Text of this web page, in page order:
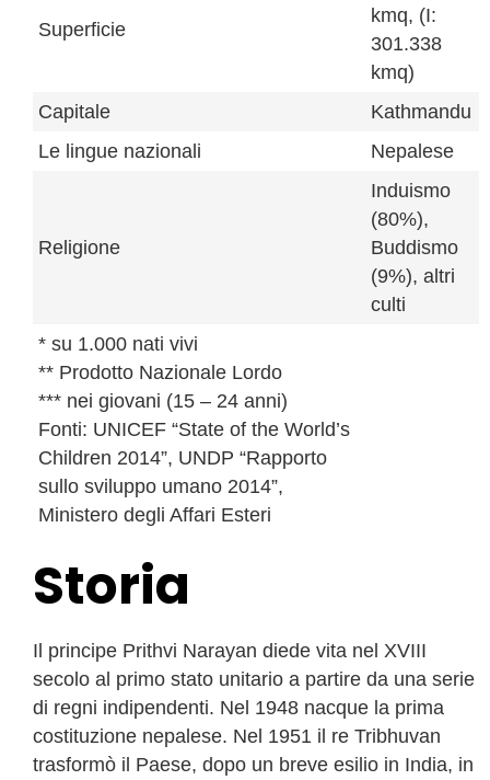
Superficie
kmq, (I:
301.338
kmq)
Capitale
Kathmandu
Le lingue nazionali
Nepalese
Religione
Induismo
(80%),
Buddismo
(9%), altri
culti
* su 1.000 nati vivi
** Prodotto Nazionale Lordo
*** nei giovani (15 – 24 anni)
Fonti: UNICEF “State of the World’s
Children 2014”, UNDP “Rapporto
sullo sviluppo umano 2014”,
Ministero degli Affari Esteri
Storia
Il principe Prithvi Narayan diede vita nel XVIII
secolo al primo stato unitario a partire da una serie
di regni indipendenti. Nel 1948 nacque la prima
costituzione nepalese. Nel 1951 il re Tribhuvan
trasformò il Paese, dopo un breve esilio in India, in